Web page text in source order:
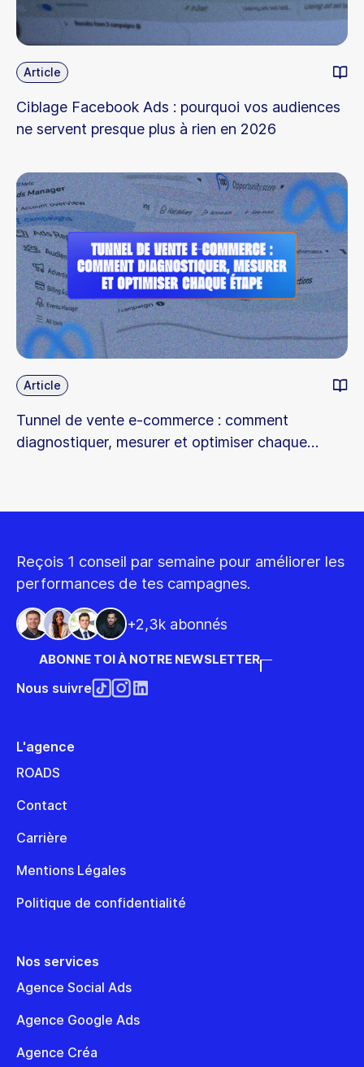
Article
Ciblage Facebook Ads : pourquoi vos audiences
ne servent presque plus à rien en 2026
Article
Tunnel de vente e-commerce : comment
diagnostiquer, mesurer et optimiser chaque
Reçois 1 conseil par semaine pour améliorer les
performances de tes campagnes.
+2,3k abonnés
ABONNE TOI À NOTRE NEWSLETTER
Nous suivre
L'agence
ROADS
Contact
Carrière
Mentions Légales
Politique de confidentialité
Nos services
Agence Social Ads
Agence Google Ads
Agence Créa